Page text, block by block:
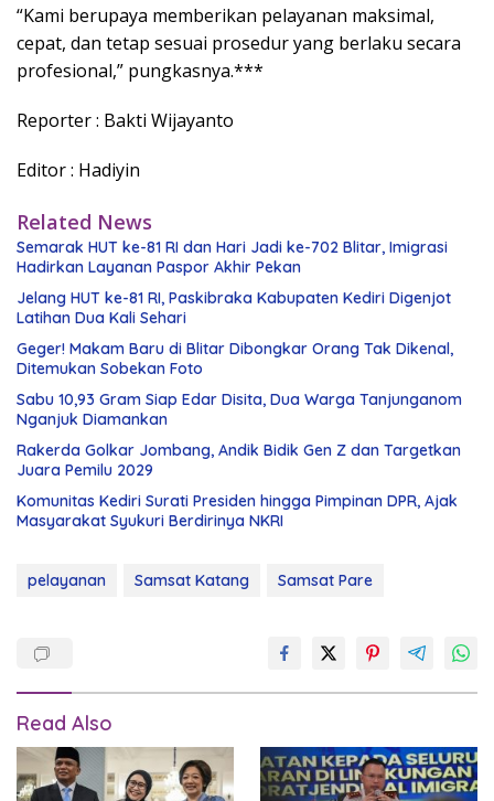
“Kami berupaya memberikan pelayanan maksimal,
cepat, dan tetap sesuai prosedur yang berlaku secara
profesional,” pungkasnya.***
Reporter : Bakti Wijayanto
Editor : Hadiyin
Related News
Semarak HUT ke-81 RI dan Hari Jadi ke-702 Blitar, Imigrasi
Hadirkan Layanan Paspor Akhir Pekan
Jelang HUT ke-81 RI, Paskibraka Kabupaten Kediri Digenjot
Latihan Dua Kali Sehari
Geger! Makam Baru di Blitar Dibongkar Orang Tak Dikenal,
Ditemukan Sobekan Foto
Sabu 10,93 Gram Siap Edar Disita, Dua Warga Tanjunganom
Nganjuk Diamankan
Rakerda Golkar Jombang, Andik Bidik Gen Z dan Targetkan
Juara Pemilu 2029
Komunitas Kediri Surati Presiden hingga Pimpinan DPR, Ajak
Masyarakat Syukuri Berdirinya NKRI
pelayanan Samsat Katang Samsat Pare
Read Also